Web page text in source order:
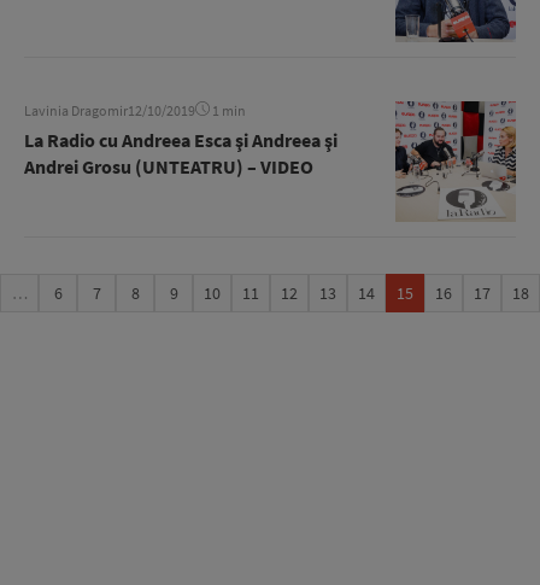
Lavinia Dragomir12/10/2019 1 min
La Radio cu Andreea Esca şi Andreea şi
Andrei Grosu (UNTEATRU) – VIDEO
… 6 7 8 9 10 11 12 13 14 15 16 17 18